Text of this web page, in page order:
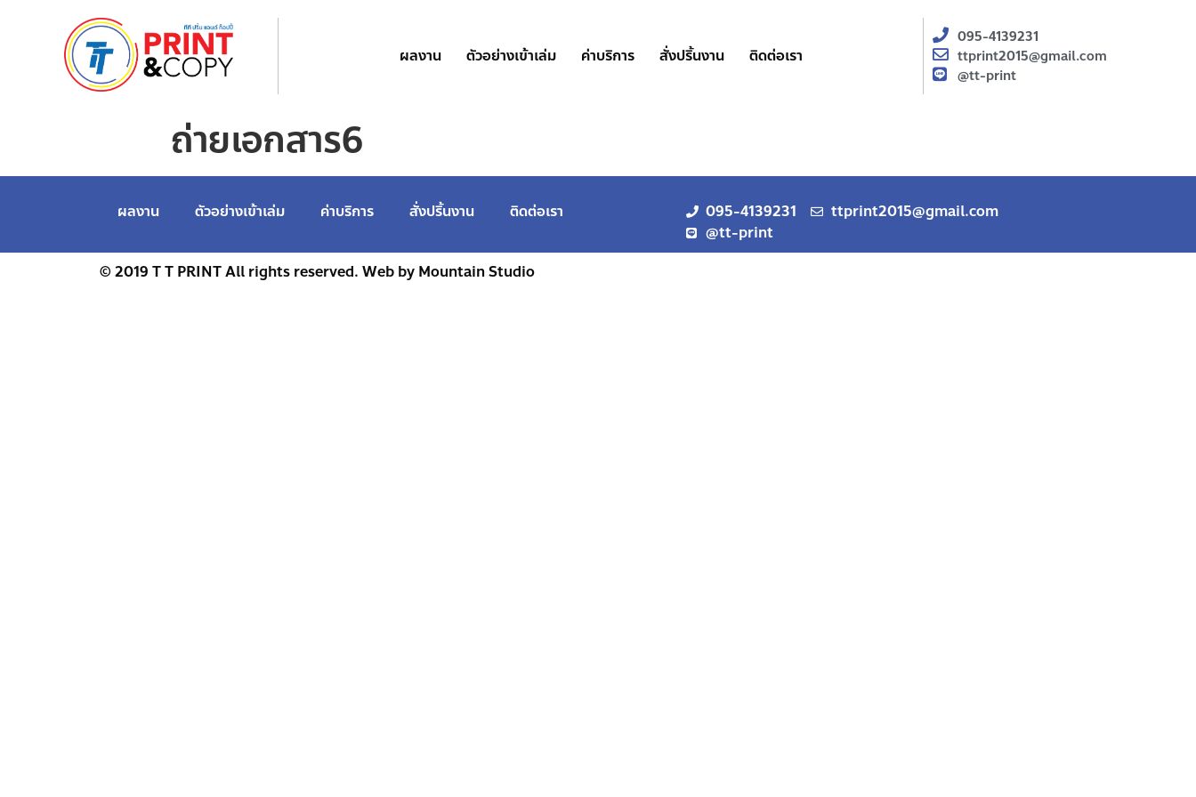
ผลงาน ตัวอย่างเข้าเล่ม ค่าบริการ สั่งปริ้นงาน ติดต่อเรา
095-4139231
ttprint2015@gmail.com
@tt-print
ถ่ายเอกสาร6
ผลงาน ตัวอย่างเข้าเล่ม ค่าบริการ สั่งปริ้นงาน ติดต่อเรา 095-4139231
ttprint2015@gmail.com
@tt-print
© 2019 T T PRINT All rights reserved. Web by Mountain Studio